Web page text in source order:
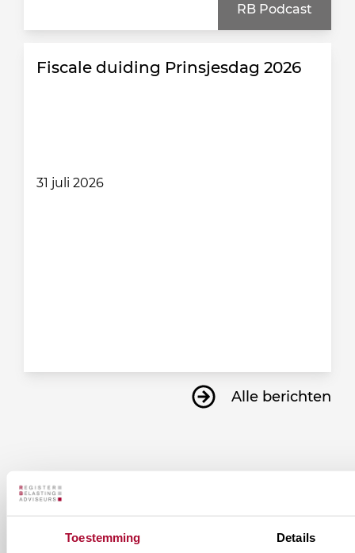
Toestemming Details
RB Podcast
Fiscale duiding Prinsjesdag 2026
31 juli 2026
Alle berichten
Ontvang informatie over de
vereniging en/of ons
onderwijsaanbod?